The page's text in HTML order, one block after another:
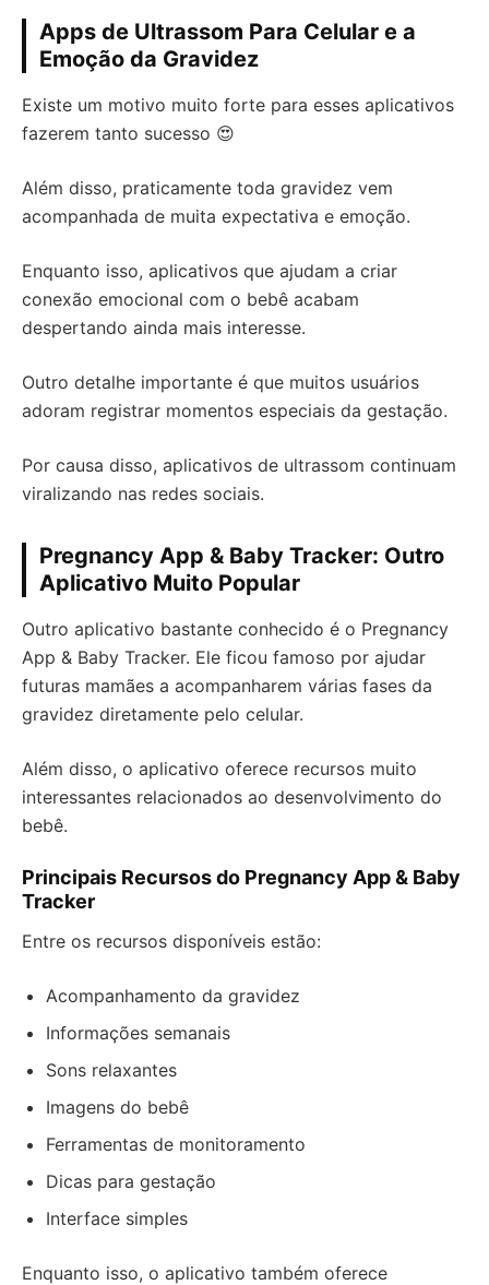
Apps de Ultrassom Para Celular e a
Emoção da Gravidez
Existe um motivo muito forte para esses aplicativos
fazerem tanto sucesso 😍
Além disso, praticamente toda gravidez vem
acompanhada de muita expectativa e emoção.
Enquanto isso, aplicativos que ajudam a criar
conexão emocional com o bebê acabam
despertando ainda mais interesse.
Outro detalhe importante é que muitos usuários
adoram registrar momentos especiais da gestação.
Por causa disso, aplicativos de ultrassom continuam
viralizando nas redes sociais.
Pregnancy App & Baby Tracker: Outro
Aplicativo Muito Popular
Outro aplicativo bastante conhecido é o Pregnancy
App & Baby Tracker. Ele ficou famoso por ajudar
futuras mamães a acompanharem várias fases da
gravidez diretamente pelo celular.
Além disso, o aplicativo oferece recursos muito
interessantes relacionados ao desenvolvimento do
bebê.
Principais Recursos do Pregnancy App & Baby
Tracker
Entre os recursos disponíveis estão:
Acompanhamento da gravidez
Informações semanais
Sons relaxantes
Imagens do bebê
Ferramentas de monitoramento
Dicas para gestação
Interface simples
Enquanto isso, o aplicativo também oferece